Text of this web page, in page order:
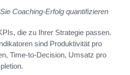
Coaching-Erfolg quantifizieren
die zu Ihrer Strategie passen.
sind Produktivität pro
Time-to-Decision, Umsatz pro